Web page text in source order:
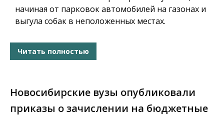
начиная от парковок автомобилей на газонах и
выгула собак в неположенных местах.
Читать полностью
Новосибирские вузы опубликовали
приказы о зачислении на бюджетные